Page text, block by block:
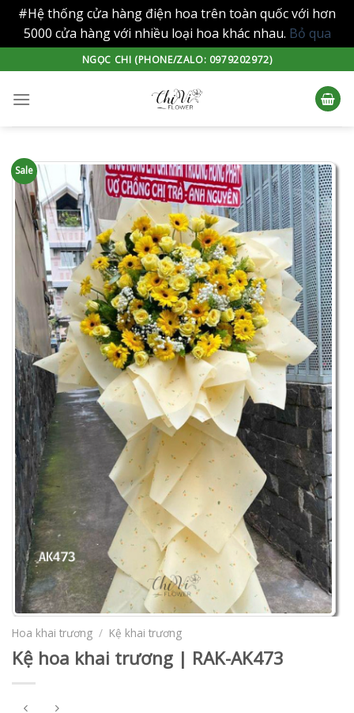
#Hệ thống cửa hàng điện hoa trên toàn quốc với hơn
5000 cửa hàng với nhiều loại hoa khác nhau. Bỏ qua
to
content
NGỌC CHI (PHONE/ZALO: 0979202972)
Sale
Hoa khai trương / Kệ khai trương
Kệ hoa khai trương | RAK-AK473